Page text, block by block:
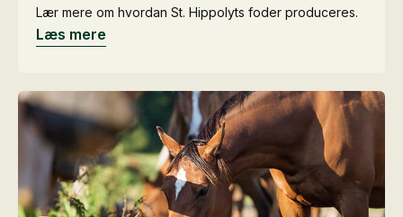
Lær mere om hvordan St. Hippolyts foder produceres.
Læs mere